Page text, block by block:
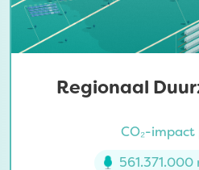
Regionaal
CO₂-impact
561.371.000